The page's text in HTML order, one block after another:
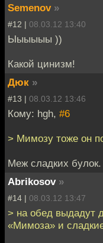
Semenov »
#12 | 08.03.12 13:40
Ыыыыыы ))
Какой цинизм!
Дюк »
#13 | 08.03.12 13:46
Кому: hgh, #6
> Мимозу тоже он
Меж сладких булок.
Abrikosov »
#14 | 08.03.12 13:47
> на обед выдадут
«Мимоза» и